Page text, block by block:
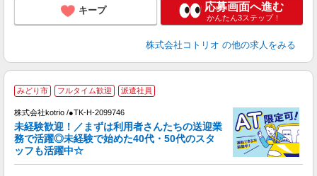
キープ 応募画面へ進む
かんたん3ステップ！
株式会社コトリオ の他の求人をみる
みどり市 フルタイム歓迎 派遣社員
株式会社kotrio /●TK-H-2099746
未経験歓迎！／まずは利用者さんたちの送迎業
務で活躍◎未経験で始めた40代・50代のスタ
ッフも活躍中☆